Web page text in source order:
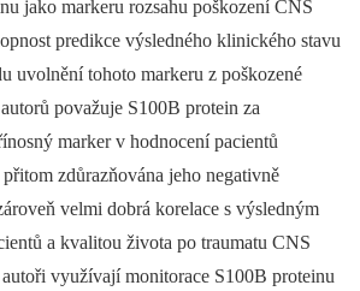
jako markeru rozsahu poškození CNS
predikce výsledného klinického stavu
uvolnění tohoto markeru z poškozené
považuje S100B protein za
marker v hodnocení pacientů
zdůrazňována jeho negativně
velmi dobrá korelace s výsledným
a kvalitou života po traumatu CNS
využívají monitorace S100B proteinu